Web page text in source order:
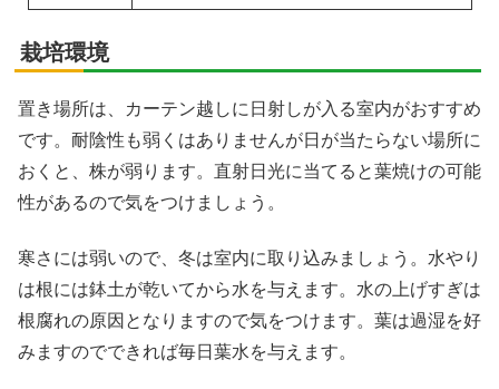
栽培環境
置き場所は、カーテン越しに日射しが入る室内がおすすめ
です。耐陰性も弱くはありませんが日が当たらない場所に
おくと、株が弱ります。直射日光に当てると葉焼けの可能
性があるので気をつけましょう。
寒さには弱いので、冬は室内に取り込みましょう。水やり
は根には鉢土が乾いてから水を与えます。水の上げすぎは
根腐れの原因となりますので気をつけます。葉は過湿を好
みますのでできれば毎日葉水を与えます。